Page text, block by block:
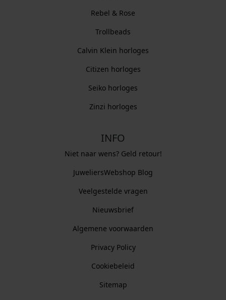
Rebel & Rose
Trollbeads
Calvin Klein horloges
Citizen horloges
Seiko horloges
Zinzi horloges
INFO
Niet naar wens? Geld retour!
JuweliersWebshop Blog
Veelgestelde vragen
Nieuwsbrief
Algemene voorwaarden
Privacy Policy
Cookiebeleid
Sitemap